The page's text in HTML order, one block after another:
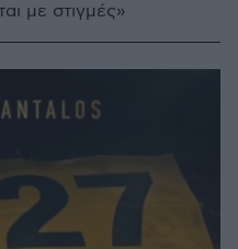
με στιγμές»